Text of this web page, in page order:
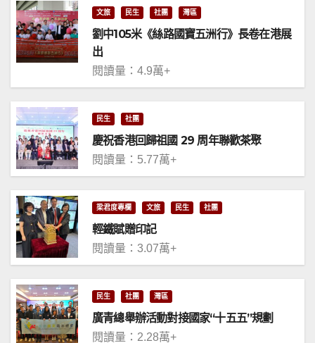
文旅 民生 社團 灣區
劉中105米《絲路國寶五洲行》長卷在港展
出
閱讀量：4.9萬+
民生 社團
慶祝香港回歸祖國 29 周年聯歡茶聚
閱讀量：5.77萬+
梁君度專欄 文旅 民生 社團
輕鐵賦贈印記
閱讀量：3.07萬+
民生 社團 灣區
廣青總舉辦活動對接國家“十五五”規劃
閱讀量：2.28萬+